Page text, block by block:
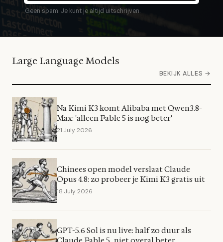
Geen spam. Je kunt je altijd uitschrijven.
Large Language Models
BEKIJK ALLES →
Na Kimi K3 komt Alibaba met Qwen3.8-
Max: 'alleen Fable 5 is nog beter'
21 July 2026
Chinees open model verslaat Claude
Opus 4.8: zo probeer je Kimi K3 gratis uit
18 July 2026
GPT-5.6 Sol is nu live: half zo duur als